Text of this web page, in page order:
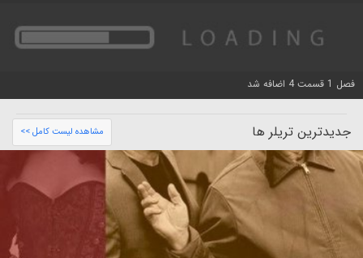
فصل 1 قسمت 4 اضافه شد
جدیدترین تریلر ها مشاهده لیست کامل >>